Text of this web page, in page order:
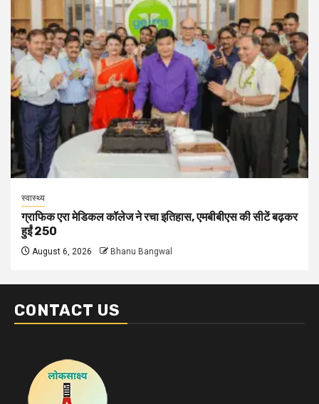
स्वास्थ्य
ग्राफिक एरा मेडिकल कॉलेज ने रचा इतिहास, एमबीबीएस की सीटें बढ़कर
हुईं 250
August 6, 2026 Bhanu Bangwal
CONTACT US